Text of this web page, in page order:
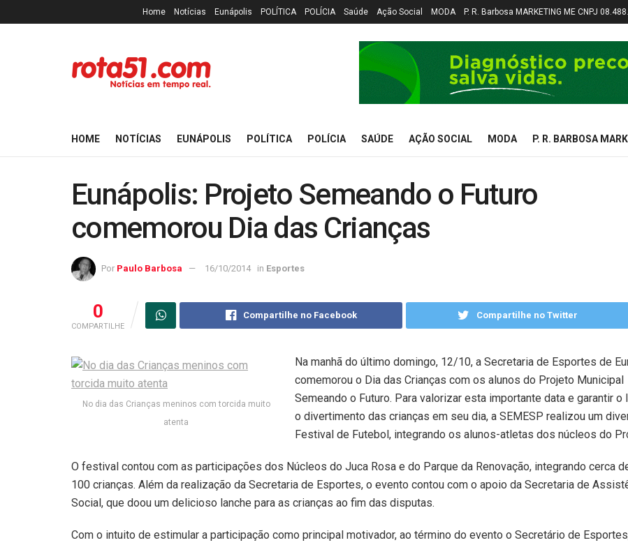
Home Notícias Eunápolis POLÍTICA POLÍCIA Saúde Ação Social MODA P. R. Barbosa MARKETING ME CNPJ
HOME NOTÍCIAS EUNÁPOLIS POLÍTICA POLÍCIA SAÚDE AÇÃO SOCIAL MODA P. R. BARBOSA
Eunápolis: Projeto Semeando o Futuro
comemorou Dia das Crianças
Por Paulo Barbosa 16/10/2014 in Esportes
0
COMPARTILHE
Compartilhe no Facebook Compartilhe no Twitter
No dia das Crianças meninos com torcida muito
atenta
Na manhã do último domingo, 12/10, a Secretaria de Esportes de
comemorou o Dia das Crianças com os alunos do Projeto Municipal
Semeando o Futuro. Para valorizar esta importante data e garantir o
o divertimento das crianças em seu dia, a SEMESP realizou um
Festival de Futebol, integrando os alunos-atletas dos núcleos do
O festival contou com as participações dos Núcleos do Juca Rosa e do Parque da Renovação, integrando cerca
100 crianças. Além da realização da Secretaria de Esportes, o evento contou com o apoio da Secretaria de
Social, que doou um delicioso lanche para as crianças ao fim das disputas.
Com o intuito de estimular a participação como principal motivador, ao término do evento o Secretário de